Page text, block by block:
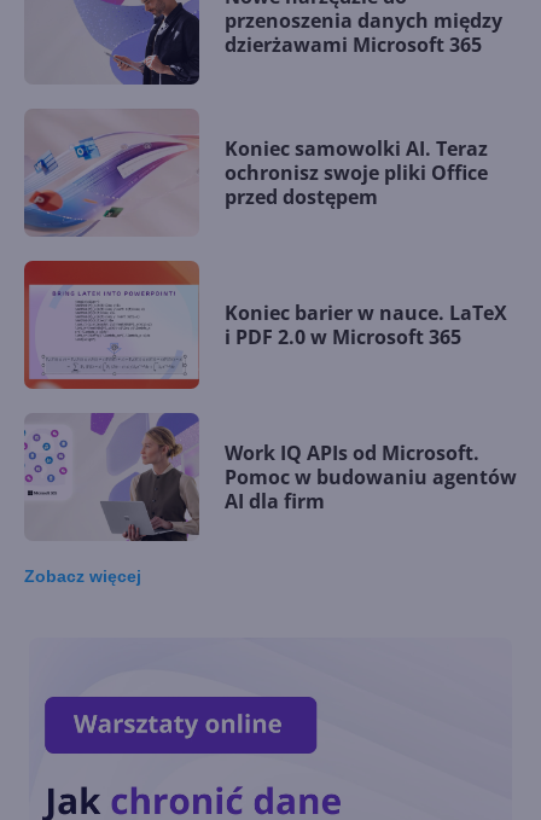
przenoszenia danych między
dzierżawami Microsoft 365
Koniec samowolki AI. Teraz
ochronisz swoje pliki Office
przed dostępem
Koniec barier w nauce. LaTeX
i PDF 2.0 w Microsoft 365
Work IQ APIs od Microsoft.
Pomoc w budowaniu agentów
AI dla firm
Nowe funkcje Worda ułatwią
pracę osobom z wadami
wzroku
Zobacz więcej